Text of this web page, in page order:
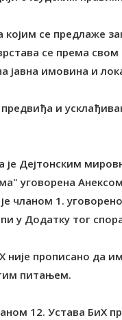
којим се предлаже
се према свом
јавна имовина и
и
је Дејтонским
уговорена
чланом 1.
у Додатку тог
није прописано да
питањем.
12. Устава БиХ